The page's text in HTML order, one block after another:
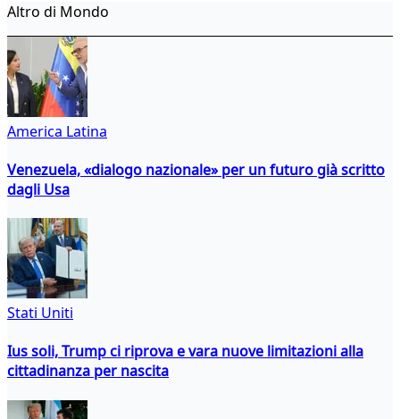
Altro di Mondo
America Latina
Venezuela, «dialogo nazionale» per un futuro già scritto
dagli Usa
Stati Uniti
Ius soli, Trump ci riprova e vara nuove limitazioni alla
cittadinanza per nascita